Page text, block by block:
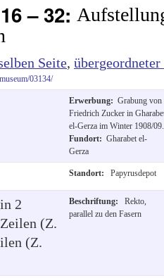
– 32:
Seite, übergeordneter
03134/
Erwerbung: Grabung von
Friedrich Zucker in
el-Gerza im Winter 1908/09.
Fundort: Gharabet el-
Gerza
Standort: Papyrusdepot
2
(Z.
(Z.
Beschriftung:
Rekto,
parallel zu den Fasern